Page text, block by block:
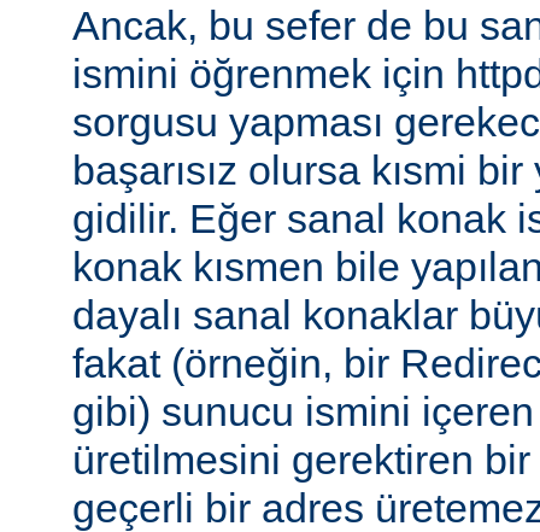
Ancak, bu sefer de bu
ismini öğrenmek için
sorgusu yapması
başarısız olursa kısmi bir
gidilir. Eğer sanal konak
konak kısmen bile
dayalı sanal konaklar
fakat (örneğin, bir
gibi) sunucu ismini
üretilmesini gerektiren
geçerli bir adres